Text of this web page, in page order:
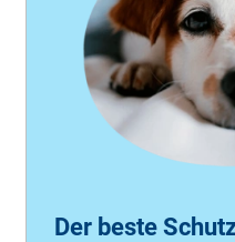
Der beste